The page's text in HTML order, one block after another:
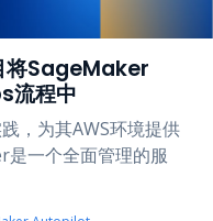
将SageMaker
流程中
，为其AWS环境提供
一个全面管理的服